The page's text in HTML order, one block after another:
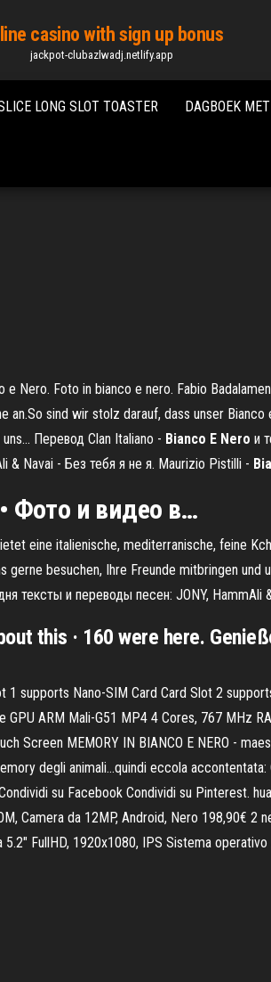
casino with sign up bonus
jackpot-clubazlwadj.netlify.app
LONG SLOT TOASTER DAGBOEK
Nero. Foto in bianco e nero. Fabio
sind wir stolz darauf, dass unser
Перевод Clan Italiano - Bianco E Nero и
& Navai - Без тебя я не я. Maurizio Pistilli -
Фото и видео в…
eine italienische, mediterranische, feine
besuchen, Ihre Freunde mitbringen und
тексты и переводы песен: JONY, HammAli
this · 160 were here.
1 supports Nano-SIM Card Card Slot 2
ARM Mali-G51 MP4 4 Cores, 767 MHz
Screen MEMORY IN BIANCO E NERO -
degli animali...quindi eccola
su Facebook Condividi su Pinterest.
Camera da 12MP, Android, Nero 198,90€
FullHD, 1920x1080, IPS Sistema